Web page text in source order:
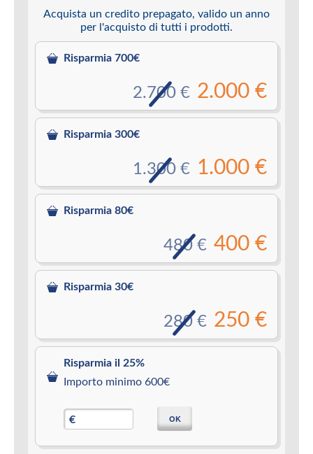
Acquista un credito prepagato, valido un anno
per l'acquisto di tutti i prodotti.
Risparmia 700€
2.000 €
2.700 €
Risparmia 300€
1.000 €
1.300 €
Risparmia 80€
400 €
480 €
Risparmia 30€
250 €
280 €
Risparmia il 25%
Importo minimo 600€
€ OK